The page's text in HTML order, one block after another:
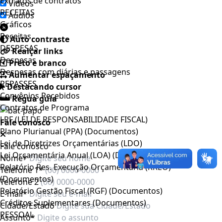
Videos
Áudios
Auto contraste
Realçar links
Preto e branco
Aumentar espaçamento
Destacando cursor
Regua guia
Fale conosco
Fale conosco
Nome*
Telefone 1*
Telefone 2
E-mail*
Cidade/Estado
Assunto*
RECEITAS
Gráficos
Receitas
DESPESAS
Despesas
Despesas com diárias e passagens
REPASSES
Convênios Recebidos
Contratos de Programa
LRF (LEI DE RESPONSABILIDADE FISCAL)
Plano Plurianual (PPA) (Documentos)
Lei de Diretrizes Orçamentárias (LDO)
Lei Orçamentária Anual (LOA) (Documentos)
Relatório Res. Execução Orçamentária (RREO)
(Documentos)
Relatório Gestão Fiscal (RGF) (Documentos)
Créditos Suplementares (Documentos)
PESSOAL